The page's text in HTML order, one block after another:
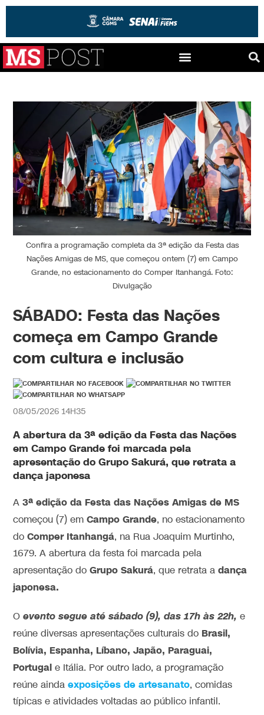
Confira a programação completa da 3ª edição da Festa das
Nações Amigas de MS, que começou ontem (7) em Campo
Grande, no estacionamento do Comper Itanhangá. Foto:
Divulgação
SÁBADO: Festa das Nações
começa em Campo Grande
com cultura e inclusão
08/05/2026 14H35
A abertura da3ª edição da Festa das Nações
em Campo Grande foi marcada pela
apresentação do Grupo Sakurá, que retrata a
dança japonesa
A 3ª edição da Festa das Nações Amigas de MS
começou (7) emCampo Grande, no estacionamento
do Comper Itanhangá, na Rua Joaquim Murtinho,
1679. A abertura da festa foi marcada pela
apresentação doGrupo Sakurá, que retrata adança
japonesa.
Oevento segue até sábado (9), das 17h às 22h, e
reúne diversas apresentações culturais do Brasil,
Bolívia, Espanha, Líbano, Japão, Paraguai,
Portugal e Itália. Por outro lado, a programação
reúne aindaexposições de artesanato, comidas
típicas e atividades voltadas ao público infantil.